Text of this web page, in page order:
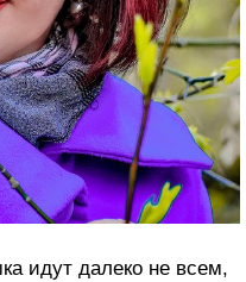
идут далеко не всем,